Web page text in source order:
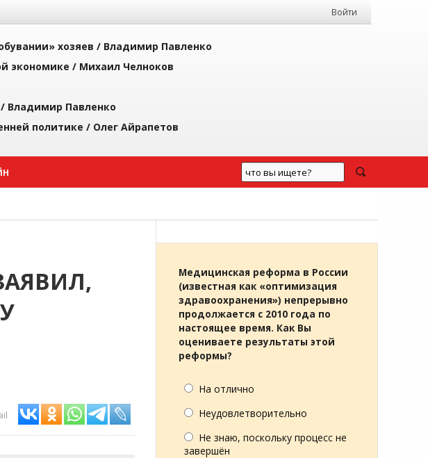
Войти
хозяев / Владимир Павленко
экономике / Михаил Челноков
Владимир Павленко
политике / Олег Айрапетов
Медицинская реформа в России
(известная как «оптимизация
здравоохранения») непрерывно
продолжается с 2010 года по
настоящее время. Как Вы
оцениваете результаты этой
реформы?
На отлично
Неудовлетворительно
Не знаю, поскольку процесс не
завершён